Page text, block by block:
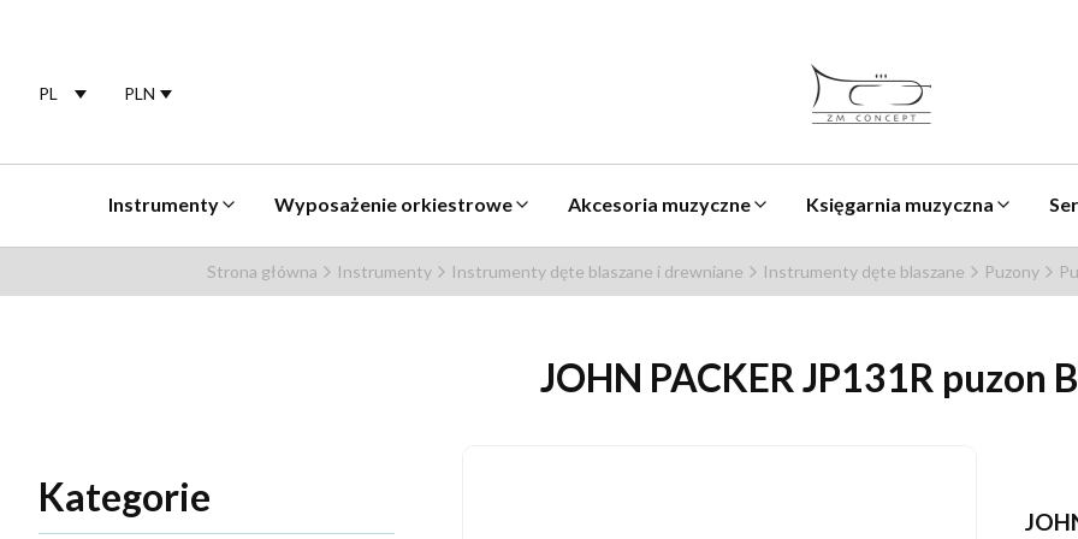
PL PLN
Instrumenty Wyposażenie orkiestrowe Akcesoria muzyczne Księgarnia muzyczna
Strona główna Instrumenty Instrumenty dęte blaszane i drewniane Instrumenty dęte blaszane Puzony
JOHN PACKER JP131R puzon B
Kategorie